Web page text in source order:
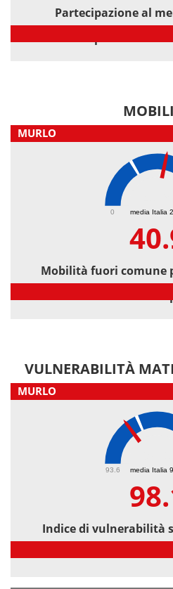
Partecipazione al
MURLO
media Italia
0
Mobilità fuori comune
VULNERABILITÀ
MURLO
media Italia
93.6
Indice di vulnerabilità